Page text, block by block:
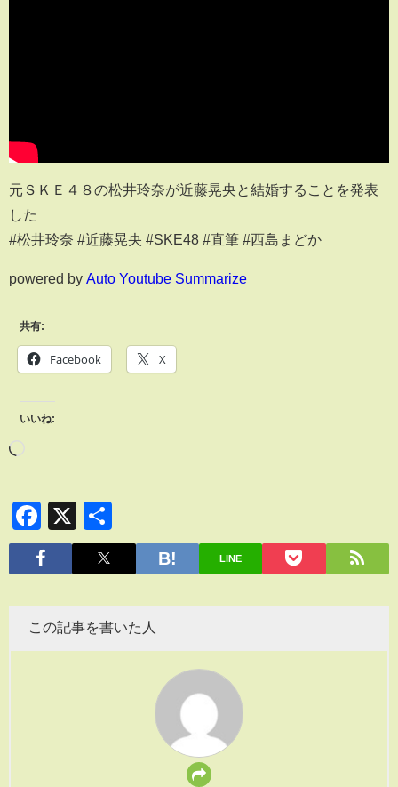
元ＳＫＥ４８の松井玲奈が近藤晃央と結婚することを発表
した
#松井玲奈 #近藤晃央 #SKE48 #直筆 #西島まどか
powered by Auto Youtube Summarize
共有:
Facebook X
いいね:
Facebook
X
有
LINE
この記事を書いた人